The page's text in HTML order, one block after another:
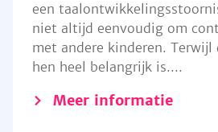
een
niet altijd eenvoudig om
met andere kinderen.
hen heel belangrijk is....
Meer informatie